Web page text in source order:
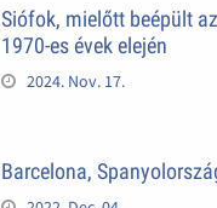
Siófok, mielőtt beépült
1970-es évek elején
2024. Nov. 17.
Barcelona,